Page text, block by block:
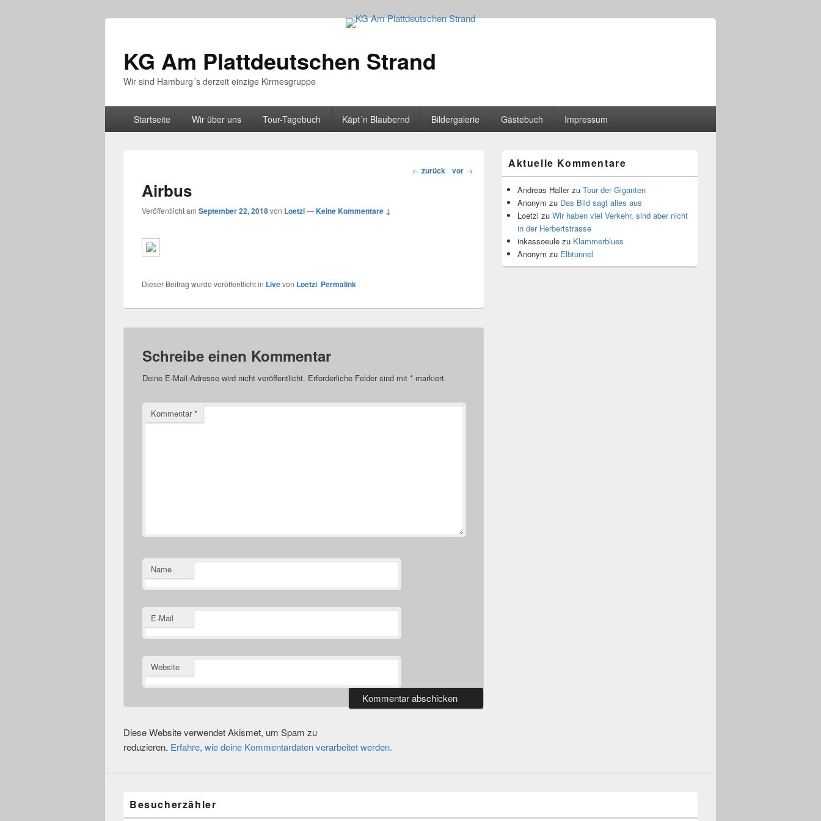
KG Am Plattdeutschen Strand
Wir sind Hamburg´s derzeit einzige Kirmesgruppe
Startseite Wir über uns Tour-Tagebuch Käpt´n Blaubernd Bildergalerie Gästebuch Impressum
Beitragsnavigation
← zurück vor →
Airbus
Veröffentlicht am September 22, 2018von Loetzi—Keine Kommentare ↓
Dieser Beitrag wurde veröffentlicht in Livevon Loetzi. Permalink
Schreibe einen Kommentar
Deine E-Mail-Adresse wird nicht veröffentlicht. Erforderliche Felder sind mit * markiert
Kommentar*
Name
E-Mail
Website
Diese Website verwendet Akismet, um Spam zu
reduzieren. Erfahre, wie deine Kommentardaten verarbeitet werden.
Seitenleisten
Widget-
Bereich
Aktuelle Kommentare
Andreas Hallerzu Tour der Giganten
Anonym zu Das Bild sagt alles aus
Loetzi zu Wir haben viel Verkehr, sind aber nicht
in der Herbertstrasse
inkassoeule zu Klammerblues
Anonym zu Elbtunnel
Besucherzähler